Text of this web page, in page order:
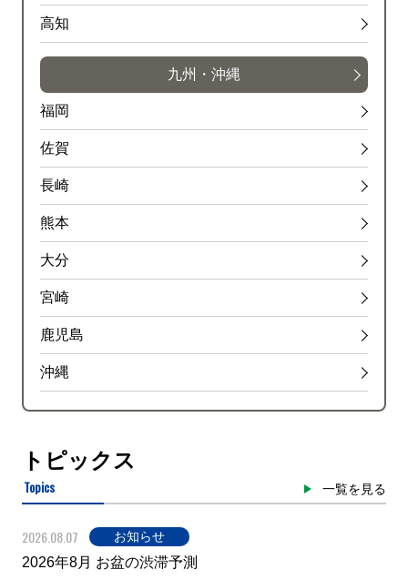
高知
九州・沖縄
福岡
佐賀
長崎
熊本
大分
宮崎
鹿児島
沖縄
トピックス
Topics 一覧を見る
2026.08.07 お知らせ
2026年8月 お盆の渋滞予測